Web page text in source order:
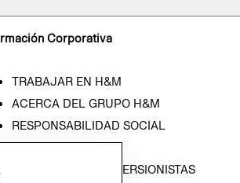
Corporativa
TRABAJAR EN H&M
ACERCA DEL GRUPO H&M
RESPONSABILIDAD SOCIAL
PRENSA
RELACIÓN CON INVERSIONISTAS